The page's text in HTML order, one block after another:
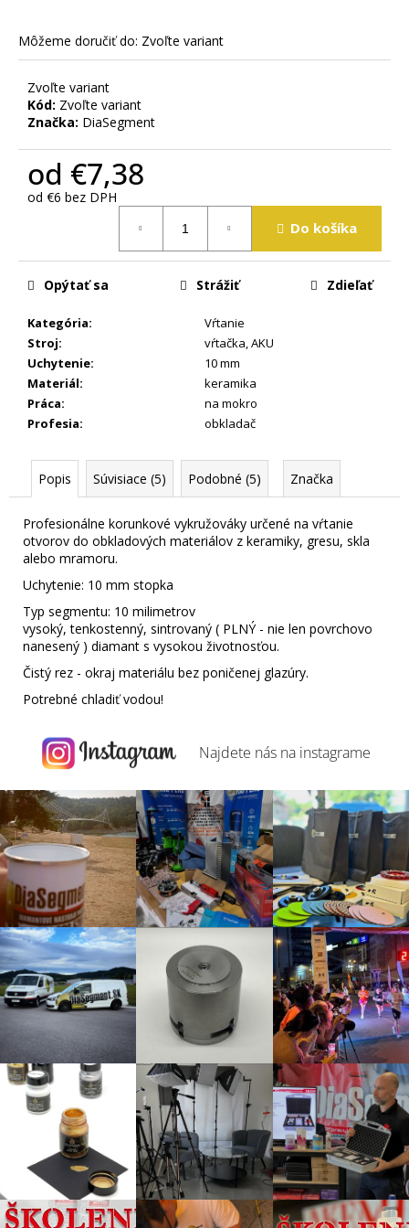
Môžeme doručiť do: Zvoľte variant
Zvoľte variant
Kód: Zvoľte variant
Značka: DiaSegment
od €7,38
od €6 bez DPH
Do košíka
Kategória:
Vŕtanie
Stroj: vŕtačka AKU
Uchytenie:
10 mm
Materiál:
keramika
Práca:
na mokro
Profesia: obkladač
Opýtať sa Strážiť Zdieľať
Popis Súvisiace (5) Podobné (5) Značka
Profesionálne korunkové vykružováky určené na vŕtanie
otvorov do obkladových materiálov z keramiky, gresu, skla
alebo mramoru.
Uchytenie: 10 mm stopka
Typ segmentu: 10 milimetrov
vysoký, tenkostenný, sintrovaný ( PLNÝ - nie len povrchovo
nanesený ) diamant s vysokou životnosťou.
Čistý rez - okraj materiálu bez poničenej glazúry.
Potrebné chladiť vodou!
Najdete nás na instagrame